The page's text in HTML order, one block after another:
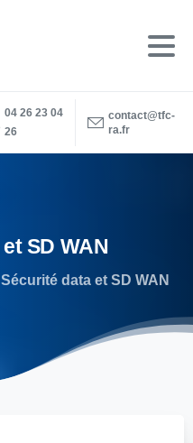
04 26 23 04
26
contact@tfc-
ra.fr
et SD WAN
Sécurité data et SD WAN